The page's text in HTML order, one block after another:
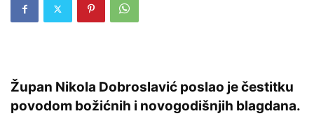
Župan Nikola Dobroslavić poslao je čestitku
povodom božićnih i novogodišnjih blagdana.